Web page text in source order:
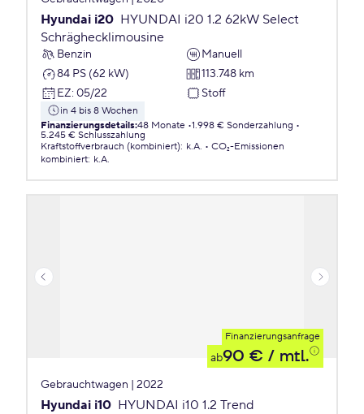
Hyundai i20 HYUNDAI i20 1.2 62kW Select
Schräghecklimousine
Benzin
Manuell
84 PS (62 kW)
113.748 km
EZ: 05/22 Stoff
in 4 bis 8 Wochen
Finanzierungsdetails:48 Monate 1.998 € Sonderzahlung
5.245 € Schlusszahlung
Kraftstoffverbrauch (kombiniert): k.A.
CO₂-Emissionen
kombiniert: k.A.
Finanzierungsanfrage
ab90 € / mtl.
Gebrauchtwagen | 2022
Hyundai i10 HYUNDAI i10 1.2 Trend